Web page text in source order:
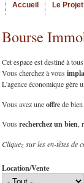
Menu principal
Accueil Le Projet
Bourse
Cet espace est destiné à
Vous cherchez à vous
L'agence économique gère
Vous avez uneoffrede
Vous recherchez un bien,
Cliquez sur les en-têtes de
Location/Vente